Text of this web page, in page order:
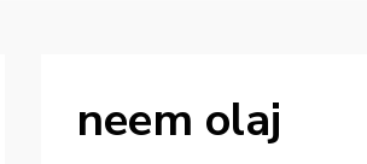
neem olaj